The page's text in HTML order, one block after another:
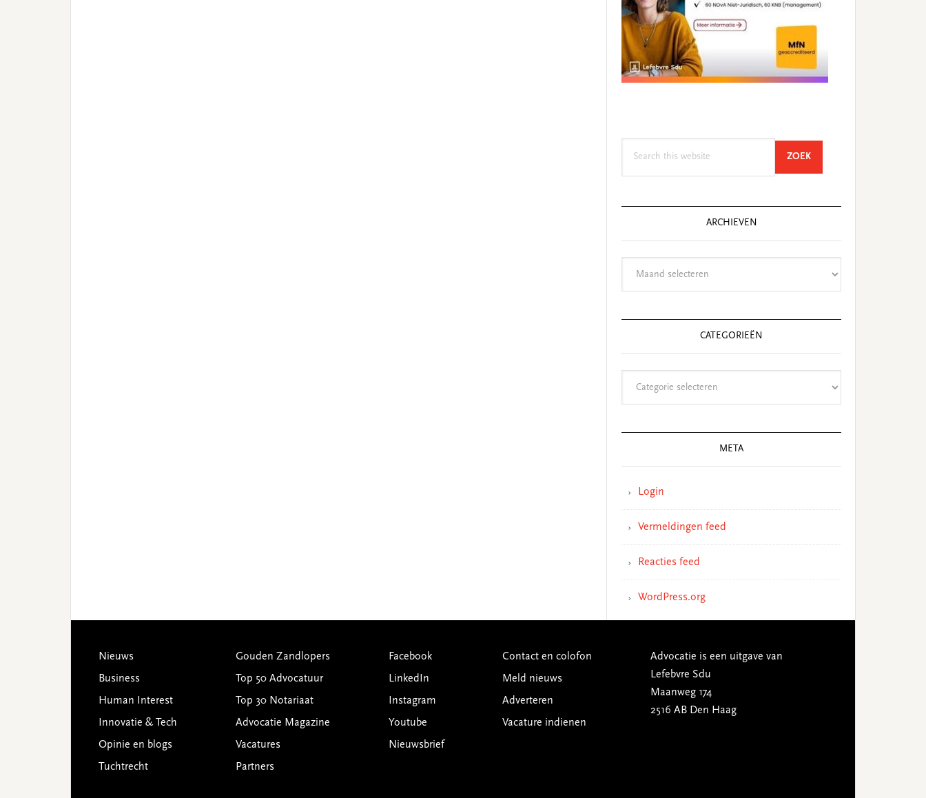
ZOEKSEARCH
ARCHIEVEN
CATEGORIEËN
META
Login
Vermeldingen feed
Reacties feed
WordPress.org
Footer
Nieuws
Business
Human Interest
Innovatie & Tech
Opinie en blogs
Tuchtrecht
Gouden Zandlopers
Top 50 Advocatuur
Top 30 Notariaat
Advocatie Magazine
Vacatures
Partners
Facebook
LinkedIn
Instagram
Youtube
Nieuwsbrief
Contact en colofon
Meld nieuws
Adverteren
Vacature indienen
Advocatie is een uitgave van
Lefebvre Sdu
Maanweg 174
2516 AB Den Haag